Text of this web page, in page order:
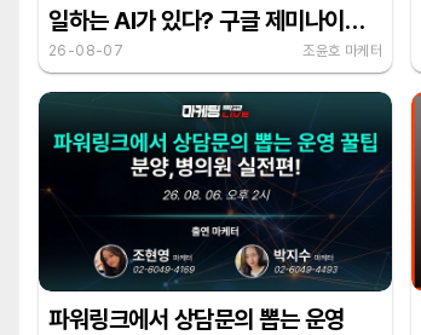
일하는 AI가 있다? 구글 제미나이
스파크 활용법
26-08-07 조윤호 마케터
파워링크에서 상담문의 뽑는 운영